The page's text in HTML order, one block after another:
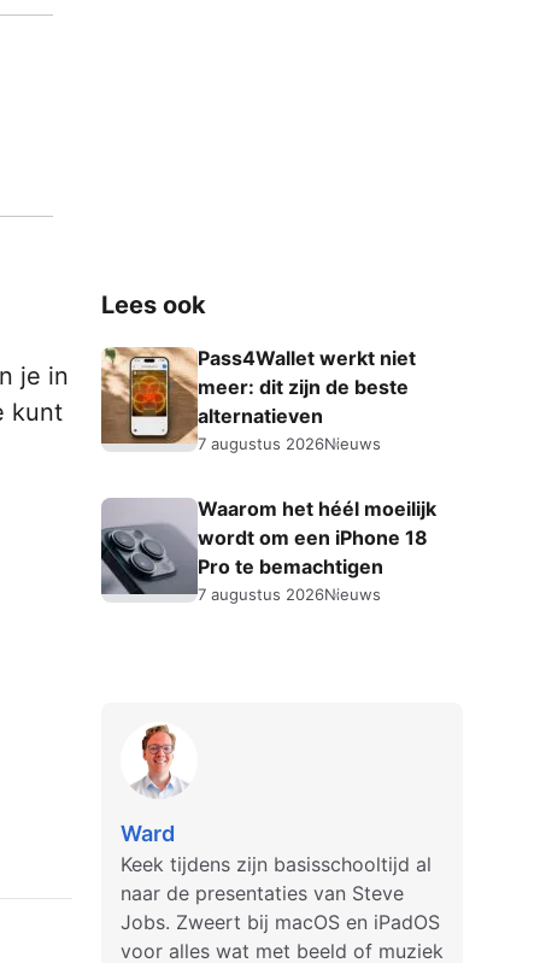
je in
kunt
Lees ook
Pass4Wallet werkt niet
meer: dit zijn de beste
alternatieven
7 augustus 2026Nieuws
Waarom het héél moeilijk
wordt om een iPhone 18
Pro te bemachtigen
7 augustus 2026Nieuws
Ward
Keek tijdens zijn basisschooltijd al
naar de presentaties van Steve
Jobs. Zweert bij macOS en iPadOS
voor alles wat met beeld of muziek